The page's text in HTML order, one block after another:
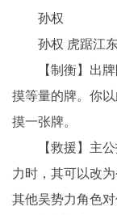
孙权
孙权 虎踞江
【制衡】出
摸等量的牌。你
摸一张牌。
【救援】主
力时，其可以改
其他吴势力角色对